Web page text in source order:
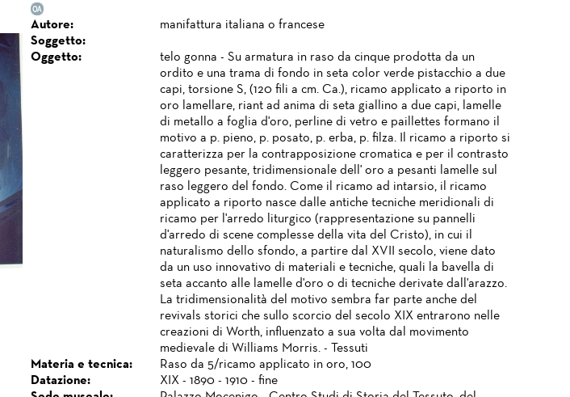
Autore:
manifattura italiana o francese
Soggetto:
Oggetto:
telo gonna - Su armatura in raso da cinque prodotta da un
ordito e una trama di fondo in seta color verde pistacchio a due
capi, torsione S, (120 fili a cm. Ca.), ricamo applicato a riporto in
oro lamellare, riant ad anima di seta giallino a due capi, lamelle
di metallo a foglia d'oro, perline di vetro e paillettes formano il
motivo a p. pieno, p. posato, p. erba, p. filza. Il ricamo a riporto si
caratterizza per la contrapposizione cromatica e per il contrasto
leggero pesante, tridimensionale dell' oro a pesanti lamelle sul
raso leggero del fondo. Come il ricamo ad intarsio, il ricamo
applicato a riporto nasce dalle antiche tecniche meridionali di
ricamo per l'arredo liturgico (rappresentazione su pannelli
d'arredo di scene complesse della vita del Cristo), in cui il
naturalismo dello sfondo, a partire dal XVII secolo, viene dato
da un uso innovativo di materiali e tecniche, quali la bavella di
seta accanto alle lamelle d'oro o di tecniche derivate dall'arazzo.
La tridimensionalità del motivo sembra far parte anche del
revivals storici che sullo scorcio del secolo XIX entrarono nelle
creazioni di Worth, influenzato a sua volta dal movimento
medievale di Williams Morris. - Tessuti
Materia e tecnica:
Raso da 5/ricamo applicato in oro, 100
Datazione:
XIX - 1890 - 1910 - fine